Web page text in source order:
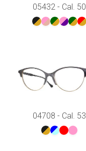
05432 - Cal. 50
04708 - Cal. 53